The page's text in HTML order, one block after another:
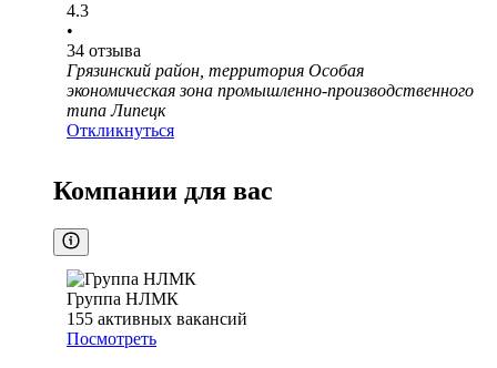
4.3
•
34 отзыва
Грязинский район, территория Особая
экономическая зона промышленно-производственного
типа Липецк
Откликнуться
Компании для вас
Группа НЛМК
155 активных вакансий
Посмотреть